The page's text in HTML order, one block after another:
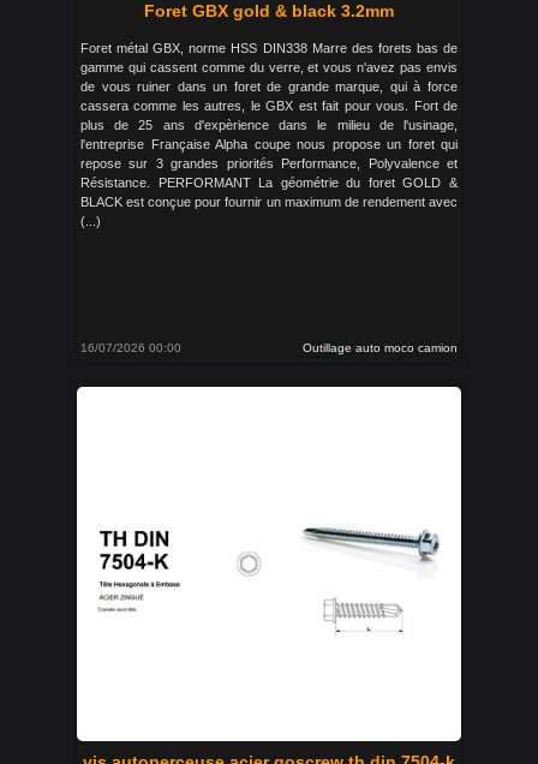
Foret GBX gold & black 3.2mm
Foret métal GBX, norme HSS DIN338 Marre des forets bas de
gamme qui cassent comme du verre, et vous n'avez pas envis
de vous ruiner dans un foret de grande marque, qui à force
cassera comme les autres, le GBX est fait pour vous. Fort de
plus de 25 ans d'expèrience dans le milieu de l'usinage,
l'entreprise Française Alpha coupe nous propose un foret qui
repose sur 3 grandes priorités Performance, Polyvalence et
Résistance. PERFORMANT La géométrie du foret GOLD &
BLACK est conçue pour fournir un maximum de rendement avec
(...)
16/07/2026 00:00 Outillage auto moco camion